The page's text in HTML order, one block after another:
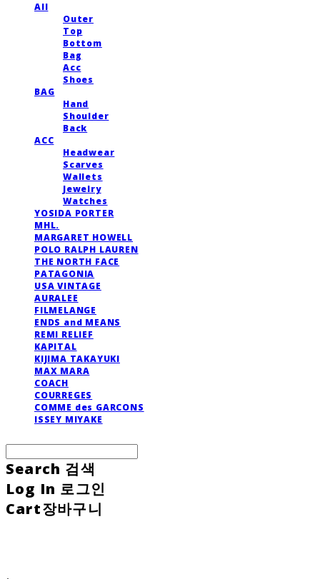
All
Outer
Top
Bottom
Bag
Acc
Shoes
BAG
Hand
Shoulder
Back
ACC
Headwear
Scarves
Wallets
Jewelry
Watches
YOSIDA PORTER
MHL.
MARGARET HOWELL
POLO RALPH LAUREN
THE NORTH FACE
PATAGONIA
USA VINTAGE
AURALEE
FILMELANGE
ENDS and MEANS
REMI RELIEF
KAPITAL
KIJIMA TAKAYUKI
MAX MARA
COACH
COURREGES
COMME des GARCONS
ISSEY MIYAKE
Search 검색
Log In 로그인
Cart장바구니